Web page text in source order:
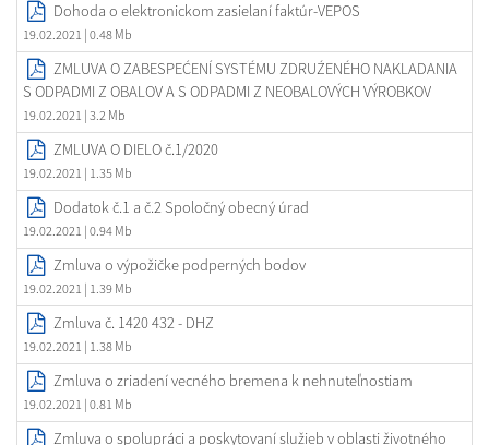
Dohoda o elektronickom zasielaní faktúr-VEPOS
19.02.2021 | 0.48 Mb
ZMLUVA O ZABESPEĆENÍ SYSTÉMU ZDRUŹENÉHO NAKLADANIA
S ODPADMI Z OBALOV A S ODPADMI Z NEOBALOVÝCH VÝROBKOV
19.02.2021 | 3.2 Mb
ZMLUVA O DIELO č.1/2020
19.02.2021 | 1.35 Mb
Dodatok č.1 a č.2 Spoločný obecný úrad
19.02.2021 | 0.94 Mb
Zmluva o výpožičke podperných bodov
19.02.2021 | 1.39 Mb
Zmluva č. 1420 432 - DHZ
19.02.2021 | 1.38 Mb
Zmluva o zriadení vecného bremena k nehnuteľnostiam
19.02.2021 | 0.81 Mb
Zmluva o spolupráci a poskytovaní služieb v oblasti životného